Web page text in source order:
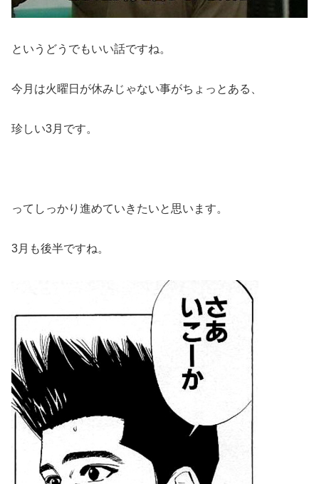
というどうでもいい話ですね。
今月は火曜日が休みじゃない事がちょっとある、
珍しい3月です。
ってしっかり進めていきたいと思います。
3月も後半ですね。